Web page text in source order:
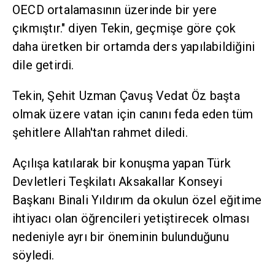
OECD ortalamasının üzerinde bir yere
çıkmıştır." diyen Tekin, geçmişe göre çok
daha üretken bir ortamda ders yapılabildiğini
dile getirdi.
Tekin, Şehit Uzman Çavuş Vedat Öz başta
olmak üzere vatan için canını feda eden tüm
şehitlere Allah'tan rahmet diledi.
Açılışa katılarak bir konuşma yapan Türk
Devletleri Teşkilatı Aksakallar Konseyi
Başkanı Binali Yıldırım da okulun özel eğitime
ihtiyacı olan öğrencileri yetiştirecek olması
nedeniyle ayrı bir öneminin bulunduğunu
söyledi.